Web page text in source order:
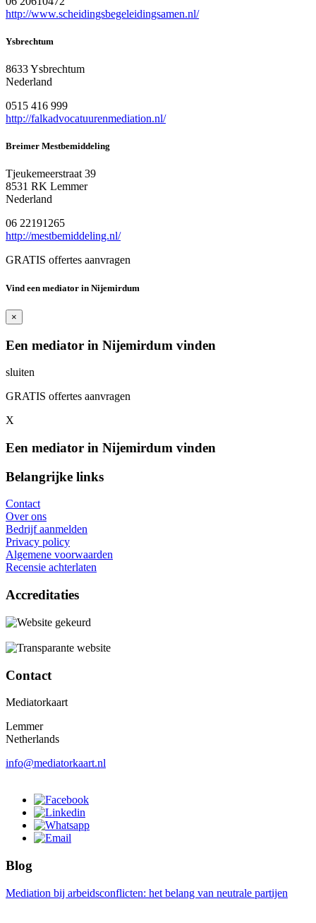
http://www.scheidingsbegeleidingsamen.nl/
Ysbrechtum
8633 Ysbrechtum
Nederland
0515 416 999
http://falkadvocatuurenmediation.nl/
Breimer Mestbemiddeling
Tjeukemeerstraat 39
8531 RK Lemmer
Nederland
06 22191265
http://mestbemiddeling.nl/
GRATIS offertes aanvragen
Vind een mediator in Nijemirdum
×
Een mediator in Nijemirdum vinden
sluiten
GRATIS offertes aanvragen
X
Een mediator in Nijemirdum vinden
Belangrijke links
Contact
Over ons
Bedrijf aanmelden
Privacy policy
Algemene voorwaarden
Recensie achterlaten
Accreditaties
Contact
Mediatorkaart
Lemmer
Netherlands
info@mediatorkaart.nl
Blog
Mediation bij arbeidsconflicten: het belang van neutrale partijen